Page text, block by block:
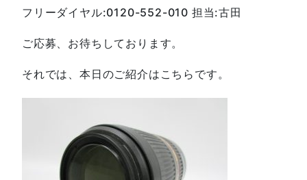
フリーダイヤル:0120-552-010 担当:古田
ご応募、お待ちしております。
それでは、本日のご紹介はこちらです。